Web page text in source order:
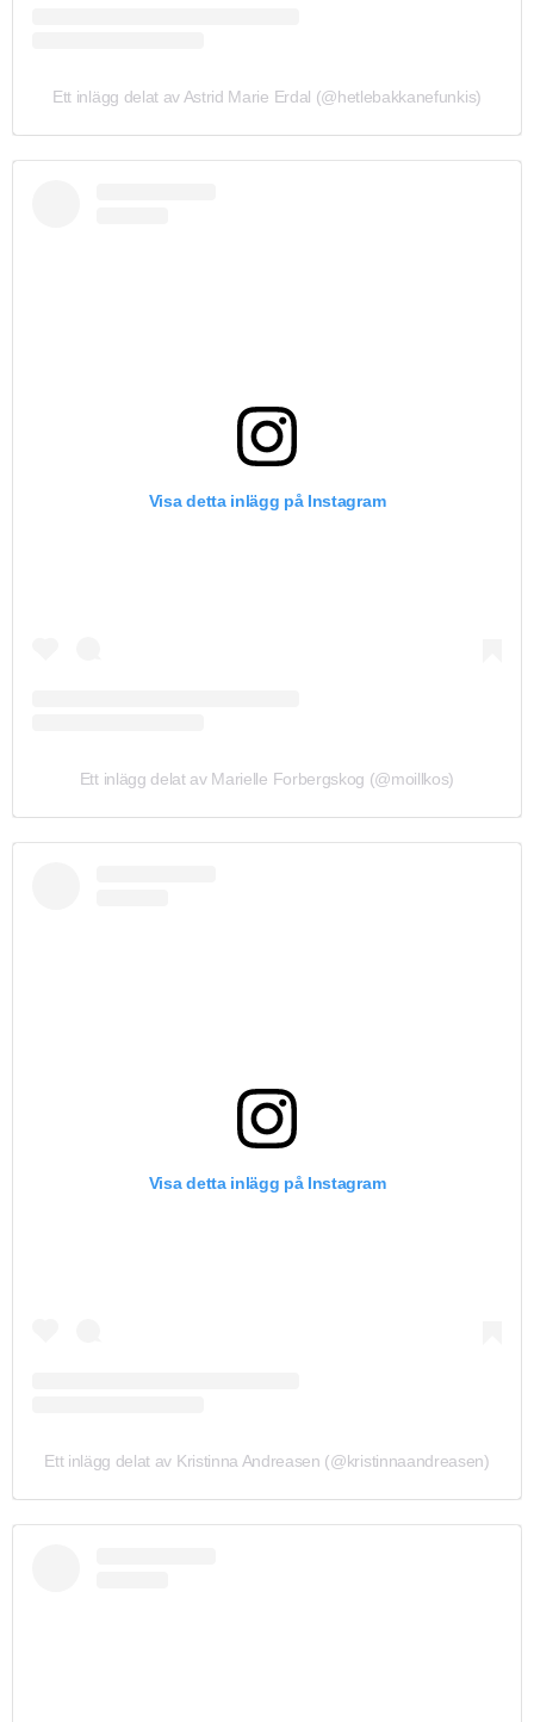
Ett inlägg delat av Astrid Marie Erdal (@hetlebakkanefunkis)
Visa detta inlägg på Instagram
Ett inlägg delat av Marielle Forbergskog (@moillkos)
Visa detta inlägg på Instagram
Ett inlägg delat av Kristinna Andreasen (@kristinnaandreasen)